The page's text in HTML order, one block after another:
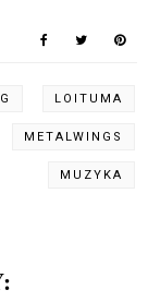
LOITUMA
METALWINGS
MUZYKA